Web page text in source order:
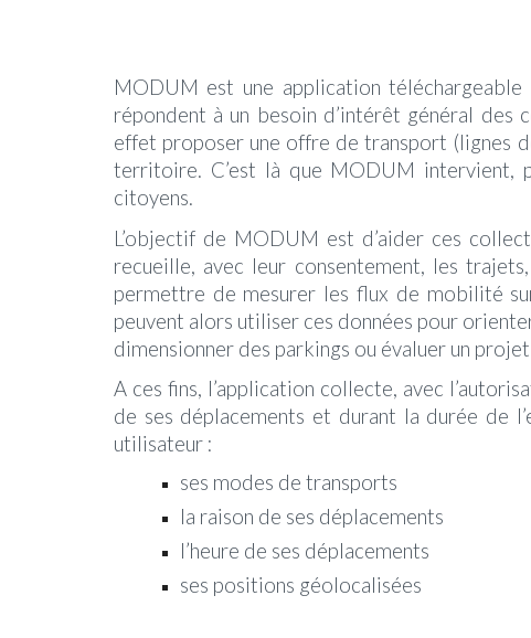
MODUM est une application
répondent à un besoin d’intérêt général
effet proposer une offre de transport (lignes
territoire. C’est là que MODUM intervient,
citoyens.
L’objectif de MODUM est d’aider ces
recueille, avec leur consentement, les
permettre de mesurer les flux de mobilité
peuvent alors utiliser ces données pour
dimensionner des parkings ou évaluer un
A ces fins, l’application collecte, avec
de ses déplacements et durant la durée de
utilisateur :
ses modes de transports
la raison de ses déplacements
l’heure de ses déplacements
ses positions géolocalisées